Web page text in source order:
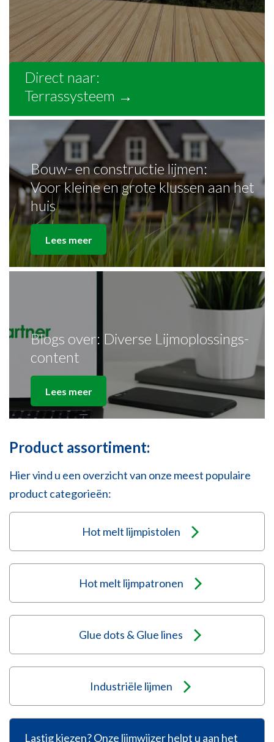
Direct naar:
Terrassysteem →
Bouw- en constructie lijmen:
Voor kleine en grote klussen aan het
huis
Lees meer
Blogs over: Diverse Lijmoplossings-
content
Lees meer
Product assortiment:
Hier vind u een overzicht van onze meest populaire
product categorieën:
Hot melt lijmpistolen
Hot melt lijmpatronen
Glue dots & Glue lines
Industriële lijmen
Lastig kiezen? Onze lijmwijzer helpt u aan het